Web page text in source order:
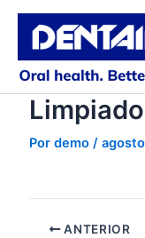
contenido
Por demo /
ANTERIOR